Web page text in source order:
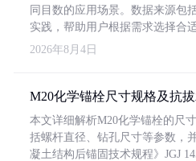
同目数的应用场景。数据来源包
实践，帮助用户根据需求选择合
2026年8月4日
M20化学锚栓尺寸规格及抗
本文详细解析M20化学锚栓的尺
括螺杆直径、钻孔尺寸等参数，
凝土结构后锚固技术规程》JGJ